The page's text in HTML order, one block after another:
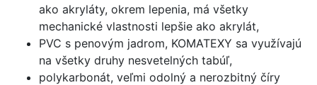
ako akryláty, okrem lepenia, má všetky
mechanické vlastnosti lepšie ako akrylát,
PVC s penovým jadrom, KOMATEXY sa využívajú
na všetky druhy nesvetelných tabúľ,
polykarbonát, veľmi odolný a nerozbitný číry